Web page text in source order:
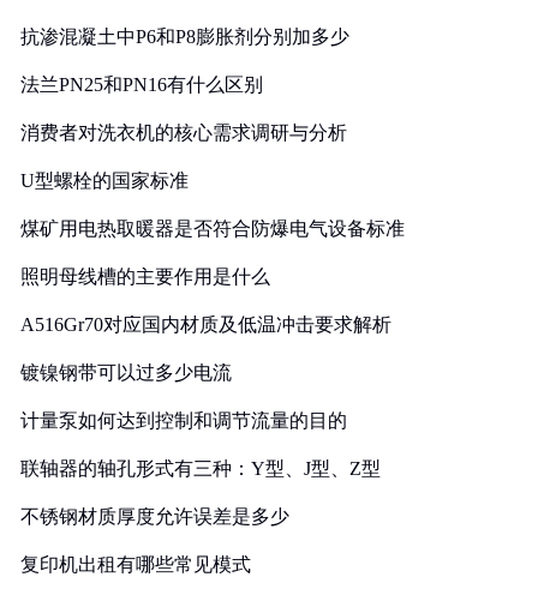
抗渗混凝土中P6和P8膨胀剂分别加多少
法兰PN25和PN16有什么区别
消费者对洗衣机的核心需求调研与分析
U型螺栓的国家标准
煤矿用电热取暖器是否符合防爆电气设备标准
照明母线槽的主要作用是什么
A516Gr70对应国内材质及低温冲击要求解析
镀镍钢带可以过多少电流
计量泵如何达到控制和调节流量的目的
联轴器的轴孔形式有三种：Y型、J型、Z型
不锈钢材质厚度允许误差是多少
复印机出租有哪些常见模式